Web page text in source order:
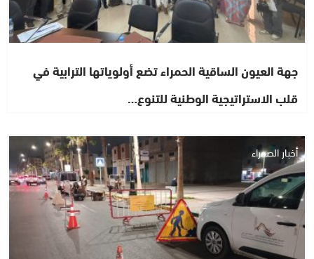
جهة العيون الساقية الحمراء تضع أولوياتها الترابية في
قلب الاستراتيجية الوطنية للتنوع…
أخبار الصحراء